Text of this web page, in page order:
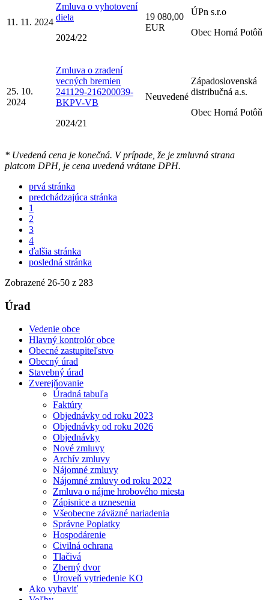
11. 11. 2024
Zmluva o vyhotovení
diela
2024/22
19 080,00
EUR
ÚPn s.r.o
Obec Horná Potôň
25. 10.
2024
Zmluva o zradení
vecných bremien
241129-216200039-
BKPV-VB
2024/21
Neuvedené
Západoslovenská
distribučná a.s.
Obec Horná Potôň
* Uvedená cena je konečná. V prípade, že je zmluvná strana
platcom DPH, je cena uvedená vrátane DPH.
prvá stránka
predchádzajúca stránka
1
2
3
4
ďalšia stránka
posledná stránka
Zobrazené 26-50 z 283
Úrad
Vedenie obce
Hlavný kontrolór obce
Obecné zastupiteľstvo
Obecný úrad
Stavebný úrad
Zverejňovanie
Úradná tabuľa
Faktúry
Objednávky od roku 2023
Objednávky od roku 2026
Objednávky
Nové zmluvy
Archív zmluvy
Nájomné zmluvy
Nájomné zmluvy od roku 2022
Zmluva o nájme hrobového miesta
Zápisnice a uznesenia
Všeobecne záväzné nariadenia
Správne Poplatky
Hospodárenie
Civilná ochrana
Tlačivá
Zberný dvor
Úroveň vytriedenie KO
Ako vybaviť